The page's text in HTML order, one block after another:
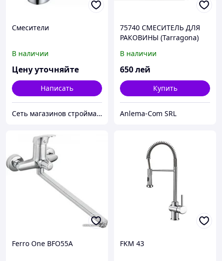
Смесители
В наличии
Цену уточняйте
Написать
Сеть магазинов стройматериалов и сантехники ЛЮРСАН
75740 СМЕСИТЕЛЬ ДЛЯ
РАКОВИНЫ (Tarragona)
В наличии
650лей
Купить
Anlema-Com SRL
Ferro One BFO55A FKM 43